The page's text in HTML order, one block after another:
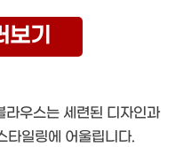
기
우스는 세련된 디자인과
타일링에 어울립니다.